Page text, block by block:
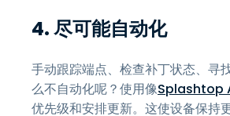
4.尽可能自动化
手动跟踪端点、检查补丁状态、寻
么不自动化呢？使用像Splashtop
优先级和安排更新。这使设备保持